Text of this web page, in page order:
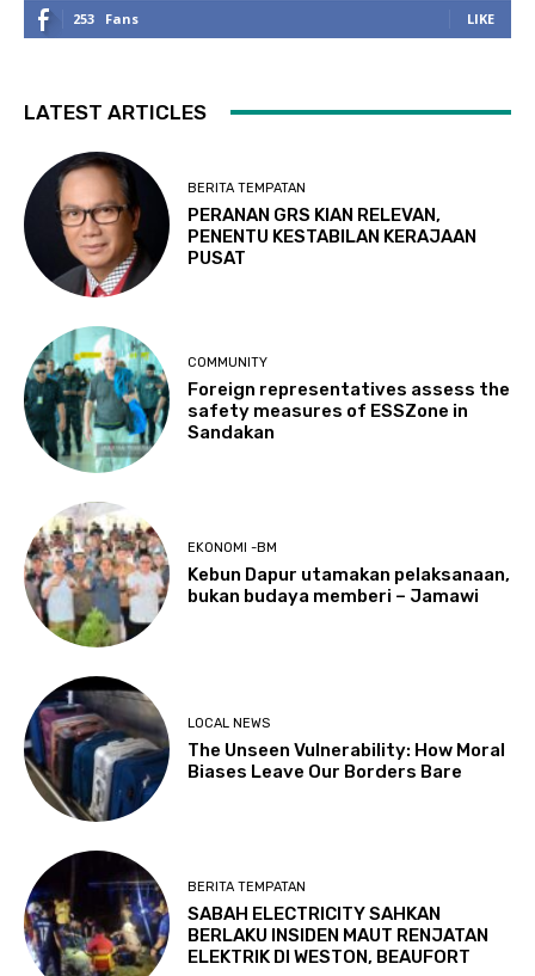
253 Fans LIKE
LATEST ARTICLES
BERITA TEMPATAN
PERANAN GRS KIAN RELEVAN,
PENENTU KESTABILAN KERAJAAN
PUSAT
COMMUNITY
Foreign representatives assess the
safety measures of ESSZone in
Sandakan
EKONOMI -BM
Kebun Dapur utamakan pelaksanaan,
bukan budaya memberi – Jamawi
LOCAL NEWS
The Unseen Vulnerability: How Moral
Biases Leave Our Borders Bare
BERITA TEMPATAN
SABAH ELECTRICITY SAHKAN
BERLAKU INSIDEN MAUT RENJATAN
ELEKTRIK DI WESTON, BEAUFORT